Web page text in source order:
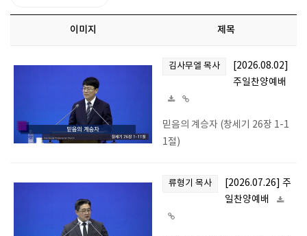
이미지 제목
김사무엘 목사
[2026.08.02]
주일찬양예배
믿음의 계승자 (창세기 26장 1-1
1절)
류형기 목사
[2026.07.26] 주
일찬양예배